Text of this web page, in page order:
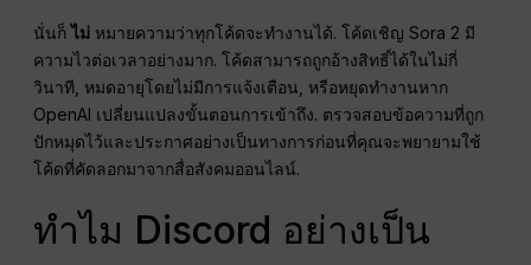
นั่นก็ไม่ หมายความว่าทุกโค้ดจะทำงานได้. โค้ดเชิญ Sora 2 มี
ความไวต่อเวลาอย่างมาก. โค้ดสามารถถูกอ้างสิทธิ์ได้ในไม่กี่
วินาที, หมดอายุโดยไม่มีการแจ้งเตือน, หรือหยุดทำงานหาก
OpenAI เปลี่ยนแปลงขั้นตอนการเข้าถึง. ตรวจสอบข้อความที่ถูก
ปักหมุดไว้และประกาศอย่างเป็นทางการก่อนที่คุณจะพยายามใช้
โค้ดที่คัดลอกมาจากสื่อสังคมออนไลน์.
ทำไม Discord อย่างเป็น